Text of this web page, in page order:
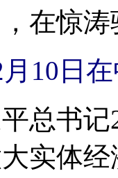
在惊
月10日
总书记
实体